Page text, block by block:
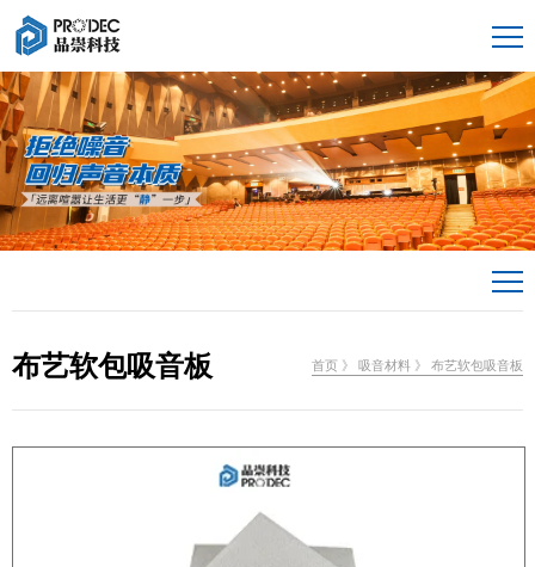
布艺软包吸音板 首页 》 吸音材料 》 布艺软包吸音板